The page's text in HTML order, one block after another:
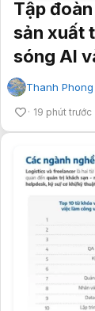
Tập
sản xuất
sóng AI
Thanh Phong
19 phút trước